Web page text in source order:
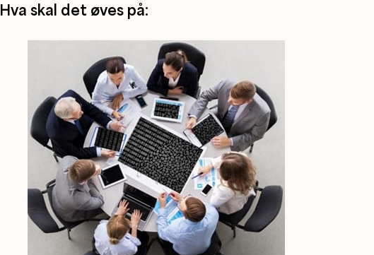
Hva skal det øves på: